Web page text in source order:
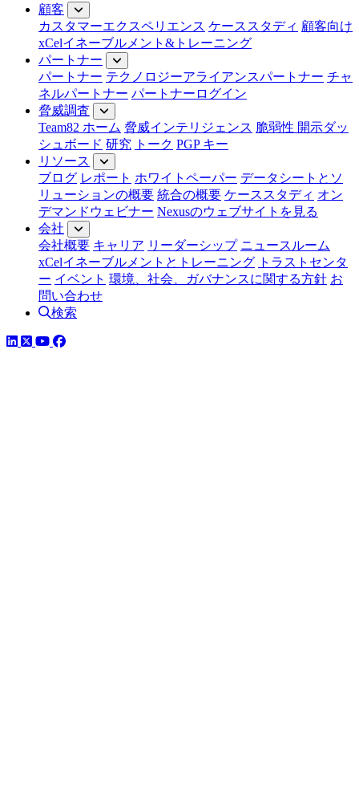
顧客
カスタマーエクスペリエンス ケーススタディ 顧客向け
xCelイネーブルメント&トレーニング
パートナー
パートナー テクノロジーアライアンスパートナー チャ
ネルパートナー パートナーログイン
脅威調査
Team82 ホーム 脅威インテリジェンス 脆弱性 開示ダッ
シュボード 研究 トーク PGP キー
リソース
ブログ レポート ホワイトペーパー データシートとソ
リューションの概要 統合の概要 ケーススタディ オン
デマンドウェビナー Nexusのウェブサイトを見る
会社
会社概要 キャリア リーダーシップ ニュースルーム
xCelイネーブルメントとトレーニング トラストセンタ
ー イベント 環境、社会、ガバナンスに関する方針 お
問い合わせ
検索
LinkedIn
ツイッター
YouTube
Facebook